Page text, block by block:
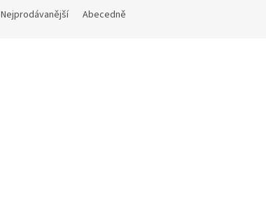
Nejprodávanější Abecedně